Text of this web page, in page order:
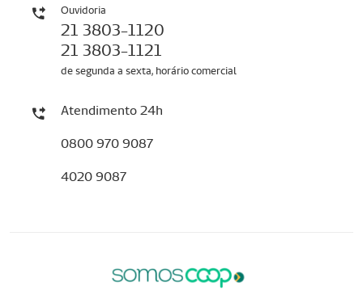
Ouvidoria
21 3803-1120
21 3803-1121
de segunda a sexta, horário comercial
Atendimento 24h
0800 970 9087
4020 9087